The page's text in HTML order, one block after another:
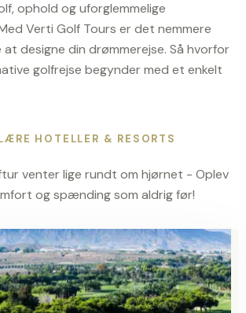
ophold og uforglemmelige
Verti Golf Tours er det nemmere
designe din drømmerejse. Så hvorfor
golfrejse begynder med et enkelt
HOTELLER & RESORTS
venter lige rundt om hjørnet - Oplev
og spænding som aldrig før!